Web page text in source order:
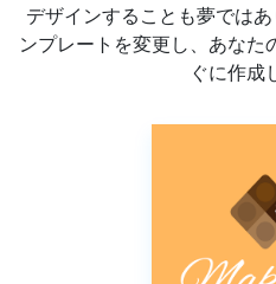
デザインすることも夢では
ンプレートを変更し、あなた
ぐに作成